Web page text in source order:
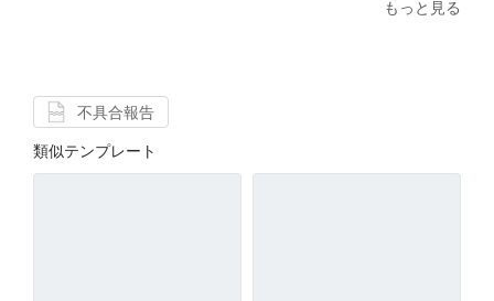
もっと見る
不具合報告
類似テンプレート